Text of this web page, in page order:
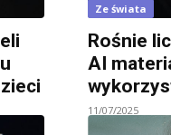
Ze świata
Rośnie
AI
11/07/2025